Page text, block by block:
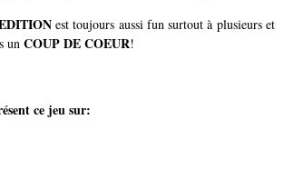
est toujours aussi fun surtout à plusieurs et
un COUP DE COEUR!
ce jeu sur: